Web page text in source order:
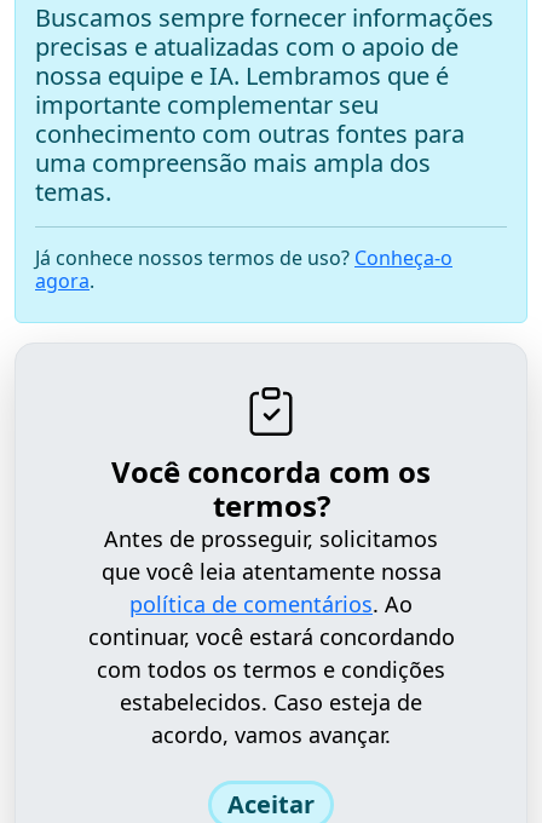
Buscamos sempre fornecer informações
precisas e atualizadas com o apoio de
nossa equipe e IA. Lembramos que é
importante complementar seu
conhecimento com outras fontes para
uma compreensão mais ampla dos
temas.
Já conhece nossos termos de uso? Conheça-o
agora.
Você concorda com os
termos?
Antes de prosseguir, solicitamos
que você leia atentamente nossa
política de comentários. Ao
continuar, você estará concordando
com todos os termos e condições
estabelecidos. Caso esteja de
acordo, vamos avançar.
Aceitar